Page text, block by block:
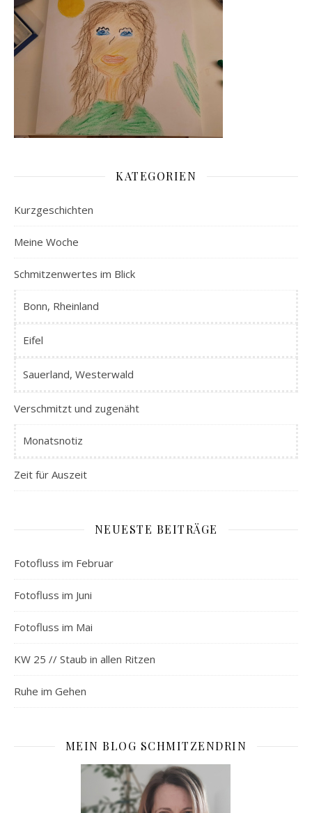
KATEGORIEN
Kurzgeschichten
Meine Woche
Schmitzenwertes im Blick
Bonn, Rheinland
Eifel
Sauerland, Westerwald
Verschmitzt und zugenäht
Monatsnotiz
Zeit für Auszeit
NEUESTE BEITRÄGE
Fotofluss im Februar
Fotofluss im Juni
Fotofluss im Mai
KW 25 // Staub in allen Ritzen
Ruhe im Gehen
MEIN BLOG SCHMITZENDRIN